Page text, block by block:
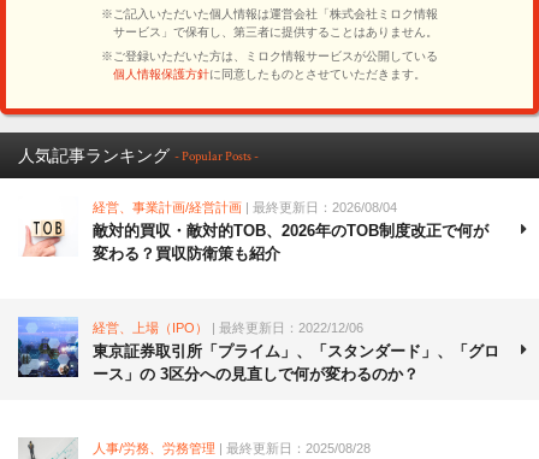
人気記事ランキング - Popular Posts -
経営、事業計画/経営計画 | 最終更新日：2026/08/04
敵対的買収・敵対的TOB、2026年のTOB制度改正で何が
変わる？買収防衛策も紹介
経営、上場（IPO） | 最終更新日：2022/12/06
東京証券取引所「プライム」、「スタンダード」、「グロ
ース」の 3区分への見直しで何が変わるのか？
人事/労務、労務管理 | 最終更新日：2025/08/28